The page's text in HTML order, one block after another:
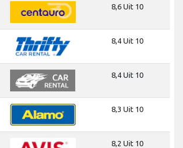
8,6 Uit 10
8,4 Uit 10
8,4 Uit 10
8,3 Uit 10
8,2 Uit 10